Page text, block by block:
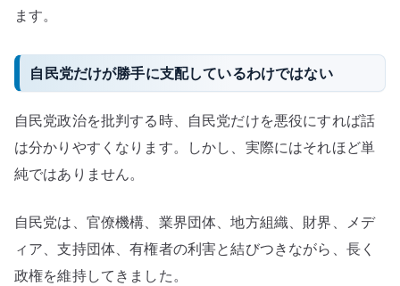
ます。
自民党だけが勝手に支配しているわけではない
自民党政治を批判する時、自民党だけを悪役にすれば話
は分かりやすくなります。しかし、実際にはそれほど単
純ではありません。
自民党は、官僚機構、業界団体、地方組織、財界、メデ
ィア、支持団体、有権者の利害と結びつきながら、長く
政権を維持してきました。